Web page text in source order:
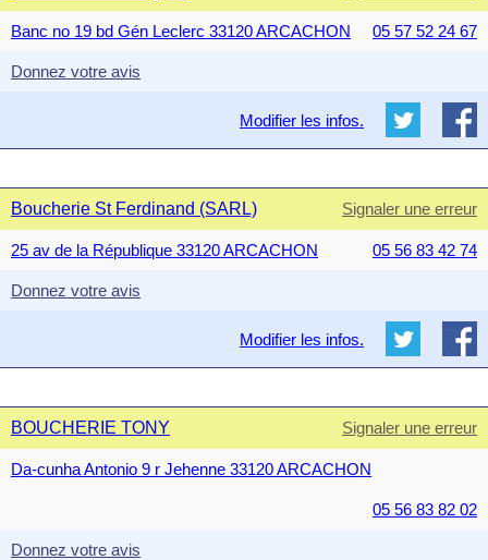
Banc no 19 bd Gén Leclerc 33120 ARCACHON 05 57 52 24 67
Donnez votre avis
Modifier les infos.
Boucherie St Ferdinand (SARL) Signaler une erreur
25 av de la République 33120 ARCACHON 05 56 83 42 74
Donnez votre avis
Modifier les infos.
BOUCHERIE TONY Signaler une erreur
Da-cunha Antonio 9 r Jehenne 33120 ARCACHON
05 56 83 82 02
Donnez votre avis